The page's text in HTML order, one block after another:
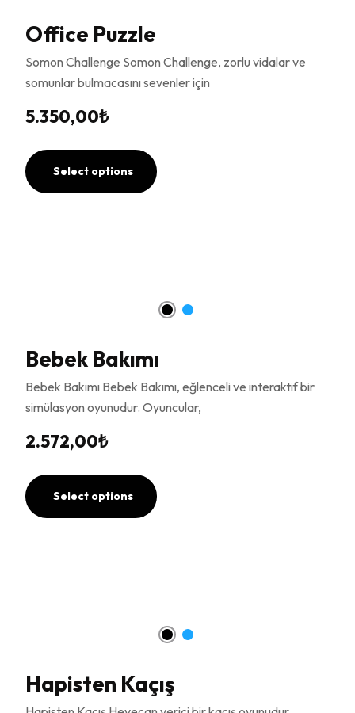
Office Puzzle
Somon Challenge Somon Challenge, zorlu vidalar ve
somunlar bulmacasını sevenler için
5.350,00₺
Select options
Bebek Bakımı
Bebek Bakımı Bebek Bakımı, eğlenceli ve interaktif bir
simülasyon oyunudur. Oyuncular,
2.572,00₺
Select options
Hapisten Kaçış